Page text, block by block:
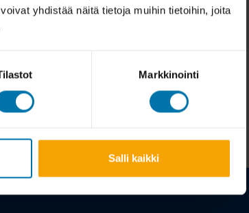
yhdistää näitä tietoja muihin tietoihin, joita
Markkinointi
Salli kaikki